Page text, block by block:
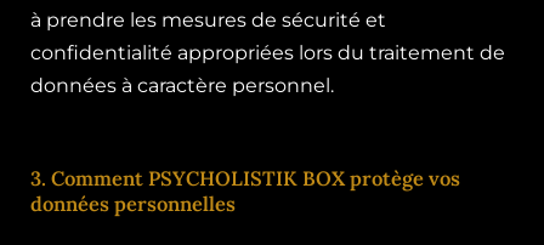
à prendre les mesures de sécurité et
confidentialité appropriées lors du traitement de
données à caractère personnel.
3. Comment PSYCHOLISTIK BOX protège vos
données personnelles